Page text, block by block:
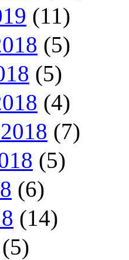
(11)
(5)
(5)
(4)
(7)
(5)
(6)
(14)
(5)